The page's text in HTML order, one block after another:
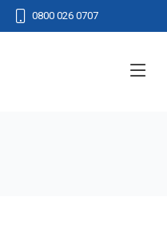
0800 026 0707